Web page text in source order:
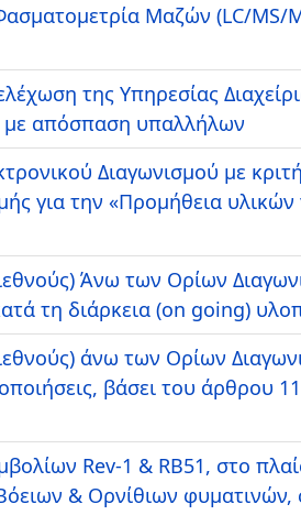
Μαζών (LC/MS/
της Υπηρεσίας
με απόσπαση υπαλλήλων
Διαγωνισμού με
για την «Προμήθεια υλικών
Άνω των Ορίων
τη διάρκεια (on going)
άνω των Ορίων
βάσει του άρθρου
Rev-1 & RB51, στο
& Ορνίθιων φυματινών,